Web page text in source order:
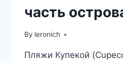
часть
By leronich
Пляжи Купекой